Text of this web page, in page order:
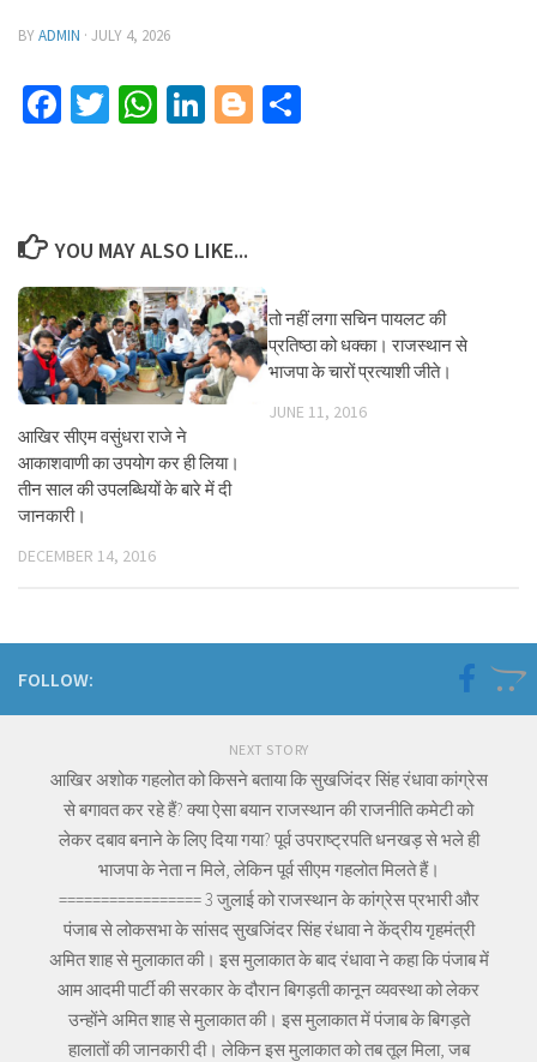
BYADMIN · JULY 4, 2026
Facebook
TwitterWhatsApp
LinkedIn
Blogger
YOU MAY ALSO LIKE...
आखिर सीएम वसुंधरा राजे ने
आकाशवाणी का उपयोग कर ही लिया।
तीन साल की उपलब्धियों के बारे में दी
जानकारी।
DECEMBER 14, 2016
तो नहीं लगा सचिन पायलट की
प्रतिष्ठा को धक्का। राजस्थान से
भाजपा के चारों प्रत्याशी जीते।
JUNE 11, 2016
FOLLOW:
NEXT STORY
आखिर अशोक गहलोत को किसने बताया कि सुखजिंदर सिंह रंधावा कांग्रेस
से बगावत कर रहे हैं? क्या ऐसा बयान राजस्थान की राजनीति कमेटी को
लेकर दबाव बनाने के लिए दिया गया? पूर्व उपराष्ट्रपति धनखड़ से भले ही
भाजपा के नेता न मिले, लेकिन पूर्व सीएम गहलोत मिलते हैं।
================= 3 जुलाई को राजस्थान के कांग्रेस प्रभारी और
पंजाब से लोकसभा के सांसद सुखजिंदर सिंह रंधावा ने केंद्रीय गृहमंत्री
अमित शाह से मुलाकात की। इस मुलाकात के बाद रंधावा ने कहा कि पंजाब में
आम आदमी पार्टी की सरकार के दौरान बिगड़ती कानून व्यवस्था को लेकर
उन्होंने अमित शाह से मुलाकात की। इस मुलाकात में पंजाब के बिगड़ते
हालातों की जानकारी दी। लेकिन इस मुलाकात को तब तूल मिला, जब